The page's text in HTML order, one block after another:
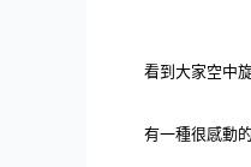
看到大家空中
有一種很感動